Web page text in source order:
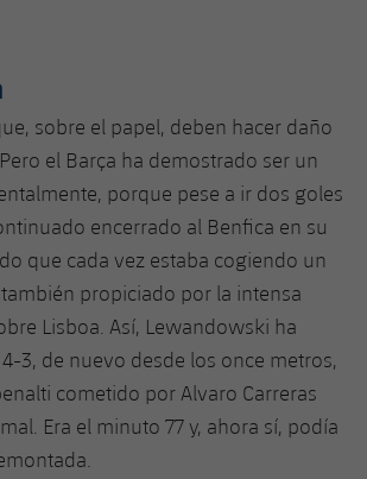
sobre el papel, deben hacer daño
el Barça ha demostrado ser un
porque pese a ir dos goles
encerrado al Benfica en su
que cada vez estaba cogiendo un
propiciado por la intensa
Lisboa. Así, Lewandowski ha
3, de nuevo desde los once metros,
cometido por Alvaro Carreras
Era el minuto 77 y, ahora sí, podía